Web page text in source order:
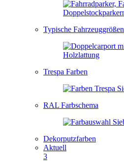
Typische Fahrzeuggrößen
Trespa Farben
RAL Farbschema
Dekorputzfarben
Aktuell
3